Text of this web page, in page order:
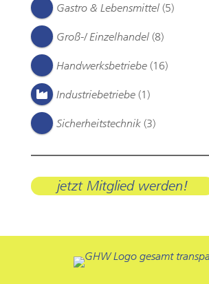
Gastro & Lebensmittel (5)
Groß-/ Einzelhandel (8)
Handwerksbetriebe (16)
Industriebetriebe (1)
Sicherheitstechnik (3)
jetzt Mitglied werden!